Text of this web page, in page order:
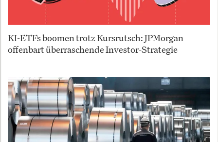
KI-ETFs boomen trotz Kursrutsch: JPMorgan
offenbart überraschende Investor-Strategie